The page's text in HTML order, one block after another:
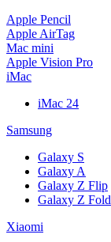
Apple Pencil
Apple AirTag
Mac mini
Apple Vision Pro
iMac
iMac 24
Samsung
Galaxy S
Galaxy A
Galaxy Z Flip
Galaxy Z Fold
Xiaomi